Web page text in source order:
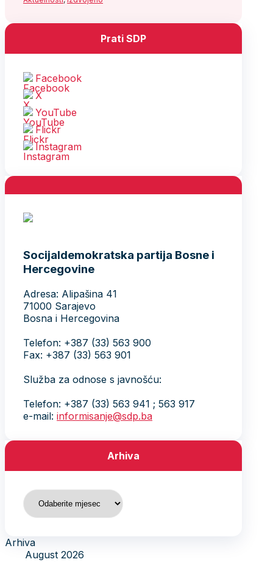
Prati SDP
Facebook
X
YouTube
Flickr
Instagram
Socijaldemokratska partija Bosne i
Hercegovine
Adresa: Alipašina 41
71000 Sarajevo
Bosna i Hercegovina
Telefon: +387 (33) 563 900
Fax: +387 (33) 563 901
Služba za odnose s javnošću:
Telefon: +387 (33) 563 941 ; 563 917
e-mail: informisanje@sdp.ba
Arhiva
Arhiva
Arhiva
August 2026